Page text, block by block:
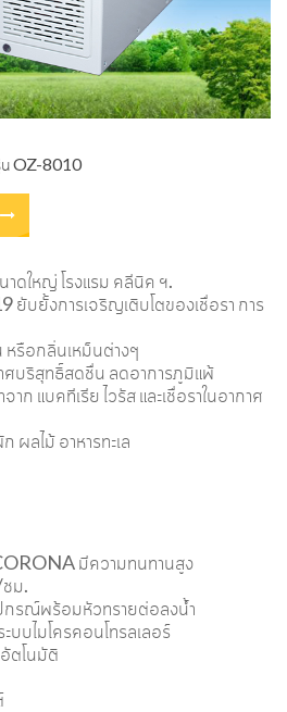
น OZ-8010
าดใหญ่ โรงแรม คลีนิค ฯ.
ยับยั้งการเจริญเติบโตของเชื่อรา การ
รือกลิ่นเหม็นต่างๆ
ศบริสุทธิ์สดชื่น ลดอาการภูมิแพ้
าก แบคทีเรีย ไวรัส และเชื่อราในอากาศ
ผลไม้ อาหารทะเล
มีความทนทานสูง
ม.
กรณ์พร้อมหัวทรายต่อลงน้ำ
บไมโครคอนโทรลเลอร์
ตโนมัติ